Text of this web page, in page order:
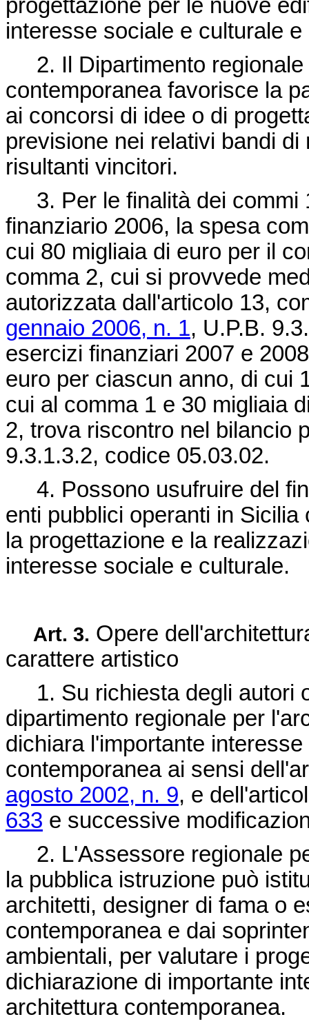
progettazione per le nuove
interesse sociale e culturale
2. Il Dipartimento regionale
contemporanea favorisce la
ai concorsi di idee o di
previsione nei relativi bandi
risultanti vincitori.
3. Per le finalità dei commi
finanziario 2006, la spesa
cui 80 migliaia di euro per il
comma 2, cui si provvede
autorizzata dall'articolo 13,
gennaio 2006, n. 1, U.P.B.
esercizi finanziari 2007 e
euro per ciascun anno, di cui
cui al comma 1 e 30 migliaia
2, trova riscontro nel bilancio
9.3.1.3.2, codice 05.03.02.
4. Possono usufruire del
enti pubblici operanti in
la progettazione e la
interesse sociale e culturale.
Art. 3. Opere
carattere artistico
1. Su richiesta degli autori
dipartimento regionale per
dichiara l'importante
contemporanea ai sensi
agosto 2002, n. 9, e
633 e successive
2. L'Assessore regionale
la pubblica istruzione può
architetti, designer di fama o
contemporanea e dai
ambientali, per valutare i
dichiarazione di importante
architettura contemporanea.